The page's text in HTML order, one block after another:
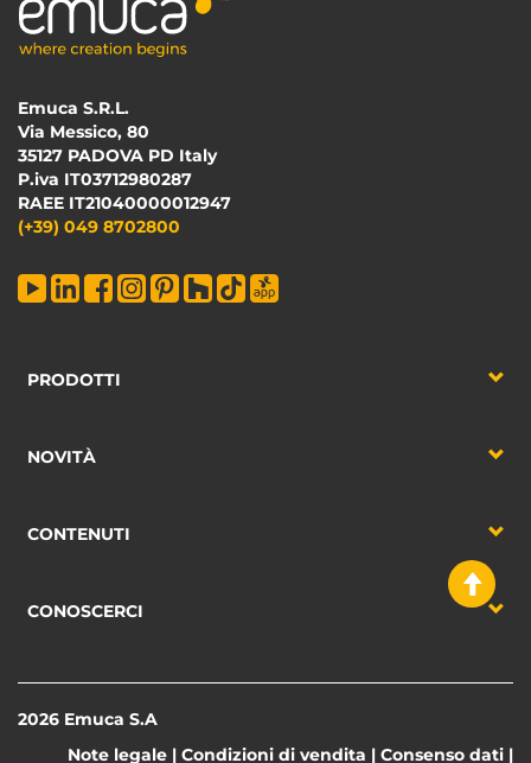
Emuca S.R.L.
Via Messico, 80
35127 PADOVA PD Italy
P.iva IT03712980287
RAEE IT21040000012947
(+39) 049 8702800
PRODOTTI
NOVITÀ
CONTENUTI
CONOSCERCI
2026 Emuca S.A
Note legale | Condizioni di vendita | Consenso dati |